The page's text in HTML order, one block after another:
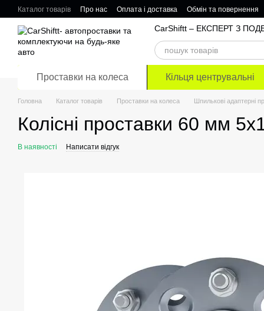
Перейти до основного контенту
Каталог товарів Про нас Оплата і доставка Обмін та повернення
CarShiftt – ЕКСПЕРТ З
Проставки на колеса Кільця центрувальні
Головна Каталог товарів Проставки на колеса Шпилькові адаптерні
Колісні проставки 60 мм
В наявності Написати відгук